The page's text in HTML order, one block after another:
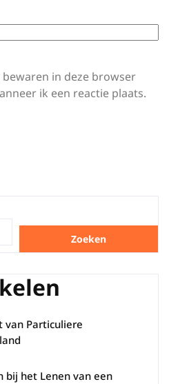
in deze browser
ik een reactie plaats.
Zoeken
van Particuliere
bij het Lenen van een